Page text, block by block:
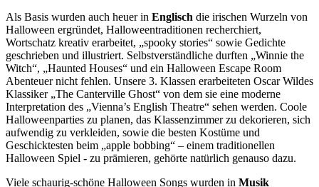
Als Basis wurden auch heuer in Englisch die irischen Wurzeln von
Halloween ergründet, Halloweentraditionen recherchiert,
Wortschatz kreativ erarbeitet, „spooky stories“ sowie Gedichte
geschrieben und illustriert. Selbstverständliche durften „Winnie the
Witch“, „Haunted Houses“ und ein Halloween Escape Room
Abenteuer nicht fehlen. Unsere 3. Klassen erarbeiteten Oscar Wildes
Klassiker „The Canterville Ghost“ von dem sie eine moderne
Interpretation des „Vienna’s English Theatre“ sehen werden. Coole
Halloweenparties zu planen, das Klassenzimmer zu dekorieren, sich
aufwendig zu verkleiden, sowie die besten Kostüme und
Geschicktesten beim „apple bobbing“ – einem traditionellen
Halloween Spiel - zu prämieren, gehörte natürlich genauso dazu.
Viele schaurig-schöne Halloween Songs wurden in Musik